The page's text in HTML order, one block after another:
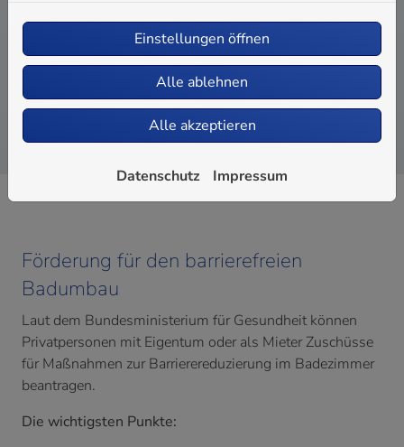
Gutes Preis-Leistungs-Verhältnis
Fairer Gesamtpreis
Förderung für den barrierefreien
Badumbau
Laut dem Bundesministerium für Gesundheit können
Privatpersonen mit Eigentum oder als Mieter Zuschüsse
für Maßnahmen zur Barrierereduzierung im Badezimmer
beantragen.
Die wichtigsten Punkte:
Einstellungen öffnen
Alle ablehnen
Alle akzeptieren
Datenschutz Impressum